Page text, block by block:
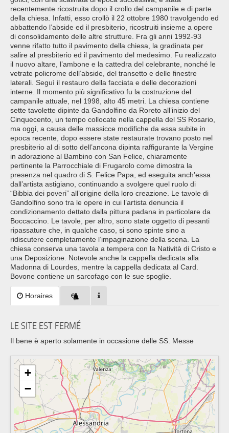
recentemente ricostruita dopo il crollo del campanile e di parte
della chiesa. Infatti, esso crollò il 22 ottobre 1980 travolgendo ed
abbattendo l’abside ed il presbiterio, ricostruiti insieme a opere
di consolidamento delle altre strutture. Fra gli anni 1992-93
venne rifatto tutto il pavimento della chiesa, la gradinata per
salire al presbiterio ed il pavimento del medesimo. Fu realizzato
il nuovo altare, l’ambone e la cattedra del celebrante, nonché le
vetrate policrome dell’abside, del transetto e delle finestre
laterali. Seguì il restauro della facciata e delle decorazioni
interne. Il momento più significativo fu la costruzione del
campanile attuale, nel 1998, alto 45 metri. La chiesa contiene
sette tavolette dipinte da Gandolfino da Roreto all’inizio del
Cinquecento, un tempo collocate nella cappella del SS Rosario,
ma oggi, a causa delle massicce modifiche da essa subite in
epoca recente, dopo essere state restaurate trovano posto nel
presbiterio al di sotto dell’ancona dipinta raffigurante la Vergine
in adorazione al Bambino con San Felice, chiaramente
pertinente la Parrocchiale di Frugarolo come dimostra la
presenza nel quadro di S. Felice Papa, ed eseguita anch’essa
dall’artista astigiano, continuando a svolgere quel ruolo di
“Bibbia dei poveri” all’origine della loro creazione. Le tavole di
Gandolfino sono tra le opere in cui l’artista denuncia il
condizionamento dettato dalla pittura padana in particolare da
Boccaccino. Le tavole, per altro, sono state oggetto di pesanti
ripassature che, in qualche caso, si sono spinte sino a
ridiscutere completamente l’impaginazione della scena. La
chiesa conserva una tavola a tempera con la Natività di Cristo e
una Deposizione. Notevole anche la cappella dedicata alla
Madonna di Lourdes, mentre la cappella dedicata al Card.
Bovone contiene un sarcofago con le sue spoglie.
Horaires
LE SITE EST FERMÉ
Il bene è aperto solamente in occasione delle SS. Messe
+
−